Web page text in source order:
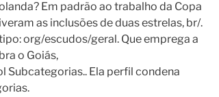
Em padrão ao trabalho da Copa
as inclusões de duas estrelas, br/.
org/escudos/geral. Que emprega a
o Goiás,
Subcategorias.. Ela perfil condena